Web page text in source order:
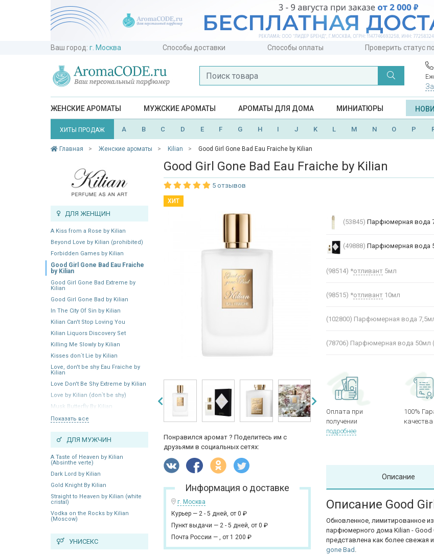
Ваш город: г. Москва Способы доставки Способы оплаты Проверить статус
ЖЕНСКИЕ АРОМАТЫ МУЖСКИЕ АРОМАТЫ АРОМАТЫ ДЛЯ ДОМА МИНИАТЮРЫ
ХИТЫ ПРОДАЖ A B C D E F G H I J K L M N O P
Главная Женские ароматы Kilian Good Girl Gone Bad Eau Fraiche by Kilian
ДЛЯ ЖЕНЩИН
A Kiss from a Rose by Kilian
Beyond Love by Kilian (prohibited)
Forbidden Games by Kilian
Good Girl Gone Bad Eau Fraiche
by Kilian
Good Girl Gone Bad Extreme by
Kilian
Good Girl Gone Bad by Kilian
In The City Of Sin by Kilian
Kilian Can't Stop Loving You
Kilian Liquors Discovery Set
Killing Me Slowly by Kilian
Kisses don`t Lie by Kilian
Love, don't be shy Eau Fraiche by
Kilian
Love Don't Be Shy Extreme by Kilian
Love by Kilian (don`t be shy)
Musk Butterfly By Kilian
Показать все
ДЛЯ МУЖЧИН
A Taste of Heaven by Kilian
(Absinthe verte)
Dark Lord by Kilian
Gold Knight By Kilian
Straight to Heaven by Kilian (white
cristal)
Vodka on the Rocks by Kilian
(Moscow)
УНИСЕКС
Good Girl Gone Bad Eau Fraiche by Kilian
5 отзывов
ХИТ
Понравился аромат ? Поделитесь им с
друзьями в социальных сетях:
Информация о доставке
г. Москва
Курьер — 2 - 5 дней, от 0 ₽
Пункт выдачи — 2 - 5 дней, от 0 ₽
Почта России — , от 1 200 ₽
(53845) Парфюмерная вода
(49888) Парфюмерная вода
(98514) *отливант 5мл
(98515) *отливант 10мл
(102800) Парфюмерная вода
(78706) Парфюмерная вода 50мл
Оплата при
получении
подробнее
100%
качества
Описание
Описание Good
Обновленное, лимитированное
парфюмерного дома Kilian - Good
представлена как более
gone Bad .